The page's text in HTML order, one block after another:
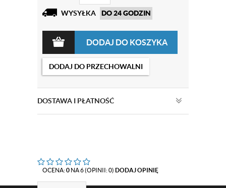
WYSYŁKA DO 24 GODZIN
DODAJ DO KOSZYKA
DODAJ DO PRZECHOWALNI
DOSTAWA I PŁATNOŚĆ
OCENA:0 NA 6 (OPINII: 0) DODAJ OPINIĘ